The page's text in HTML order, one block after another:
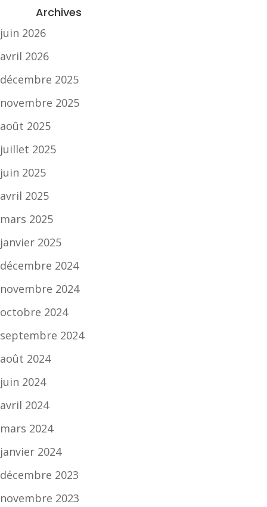
Archives
juin 2026
avril 2026
décembre 2025
novembre 2025
août 2025
juillet 2025
juin 2025
avril 2025
mars 2025
janvier 2025
décembre 2024
novembre 2024
octobre 2024
septembre 2024
août 2024
juin 2024
avril 2024
mars 2024
janvier 2024
décembre 2023
novembre 2023